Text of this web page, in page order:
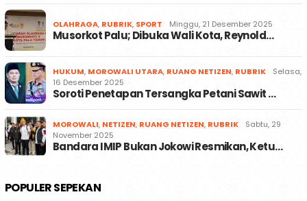
OLAHRAGA, RUBRIK, SPORT Minggu, 21 Desember 2025
Musorkot Palu; Dibuka Wali Kota, Reynold…
HUKUM, MOROWALI UTARA, RUANG NETIZEN, RUBRIK
Selasa,
16 Desember 2025
Soroti Penetapan Tersangka Petani Sawit …
MOROWALI, NETIZEN, RUANG NETIZEN, RUBRIK
Sabtu, 29
November 2025
Bandara IMIP Bukan Jokowi Resmikan, Ketu…
POPULER SEPEKAN